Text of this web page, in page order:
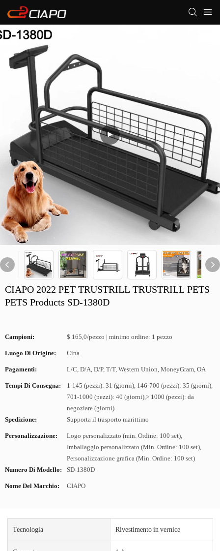
CIAPO 2022 PET TRUSTRILL TRUSTRILL PETS
PETS Products SD-1380D
Campioni: $ 165,0/pezzo | minimo ordine: 1 pezzo
Luogo Di Origine: Cina
Pagamenti: L/C, D/A, D/P, T/T, Western Union, MoneyGram, OA
Tempi Di Consegna:
1-145 (pezzi): 31 (giorni), 146-700 (pezzi): 35 (giorni),
701-1000 (pezzi): 40 (giorni),> 1000 (pezzi): da
negoziare (giorni)
Spedizione:
Supporta il trasporto marittimo
Personalizzazione:
Logo personalizzato (min. Ordine: 100 set),
Imballaggio personalizzato (Min. Ordine: 100 set),
Personalizzazione grafica (Min. Ordine: 100 set)
Numero Di Modello:
SD-1380D
Nome Del Marchio: CIAPO
Tecnologia Rivestimento in vernice